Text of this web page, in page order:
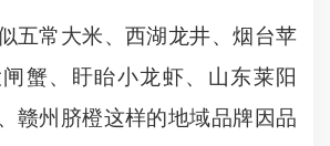
五常大米、西湖龙井、烟台苹
蟹、盱眙小龙虾、山东莱阳
赣州脐橙这样的地域品牌因品